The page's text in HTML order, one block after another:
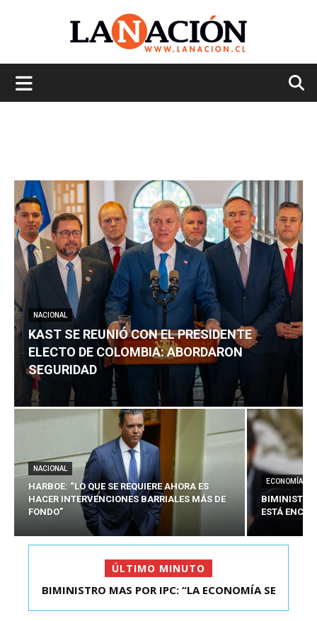
NACIONAL
KAST SE REUNIÓ CON EL PRESIDENTE
ELECTO DE COLOMBIA: ABORDARON
SEGURIDAD
NACIONAL
HARBOE: “LO QUE SE REQUIERE AHORA ES
HACER INTERVENCIONES BARRIALES MÁS DE
FONDO”
ECONOMÍA
BIMINISTRO
ESTÁ
ÚLTIMO MINUTO
BIMINISTRO MAS POR IPC: “LA ECONOMÍA SE